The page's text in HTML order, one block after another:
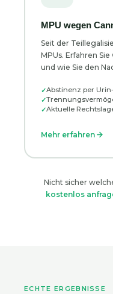
MPU wegen
Seit der
MPUs. Erfahren
und wie Sie den
Abstinenz per
Aktuelle
Mehr erfahren
Nicht sicher
kostenlos
ECHTE ERGEBNISSE